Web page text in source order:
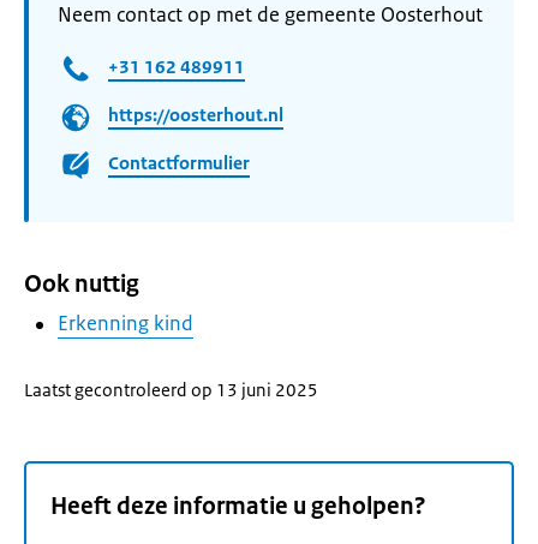
Neem contact op met de gemeente Oosterhout
+31 162 489911
https://oosterhout.nl
Contactformulier
Ook nuttig
Erkenning kind
Laatst gecontroleerd op 13 juni 2025
Heeft deze informatie u geholpen?